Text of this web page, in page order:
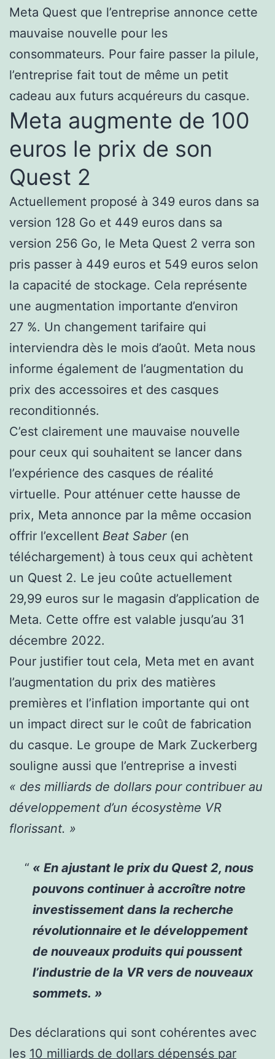
Meta Quest que l’entreprise annonce cette
mauvaise nouvelle pour les
consommateurs. Pour faire passer la pilule,
l’entreprise fait tout de même un petit
cadeau aux futurs acquéreurs du casque.
Meta augmente de 100
euros le prix de son
Quest 2
Actuellement proposé à 349 euros dans sa
version 128 Go et 449 euros dans sa
version 256 Go, le Meta Quest 2 verra son
pris passer à 449 euros et 549 euros selon
la capacité de stockage. Cela représente
une augmentation importante d’environ
27 %. Un changement tarifaire qui
interviendra dès le mois d’août. Meta nous
informe également de l’augmentation du
prix des accessoires et des casques
reconditionnés.
C’est clairement une mauvaise nouvelle
pour ceux qui souhaitent se lancer dans
l’expérience des casques de réalité
virtuelle. Pour atténuer cette hausse de
prix, Meta annonce par la même occasion
offrir l’excellent Beat Saber(en
téléchargement) à tous ceux qui achètent
un Quest 2. Le jeu coûte actuellement
29,99 euros sur le magasin d’application de
Meta. Cette offre est valable jusqu’au 31
décembre 2022.
Pour justifier tout cela, Meta met en avant
l’augmentation du prix des matières
premières et l’inflation importante qui ont
un impact direct sur le coût de fabrication
du casque. Le groupe de Mark Zuckerberg
souligne aussi que l’entreprise a investi
« des milliards de dollars pour contribuer au
développement d’un écosystème VR
florissant. »
« En ajustant le prix du Quest 2, nous
pouvons continuer à accroître notre
investissement dans la recherche
révolutionnaire et le développement
de nouveaux produits qui poussent
l’industrie de la VR vers de nouveaux
sommets. »
Des déclarations qui sont cohérentes avec
les 10 milliards de dollars dépensés par